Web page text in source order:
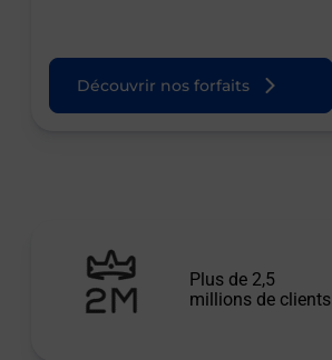
Découvrir nos forfaits
Plus de 2,5
millions de clients